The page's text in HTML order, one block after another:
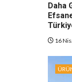
Daha
16